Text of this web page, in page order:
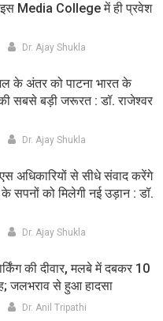
Media College में ही प्रवेश
Dr. Ajay Shukla
के अंतर को पाटना भारत के
की सबसे बड़ी जरूरत : डॉ. राजेश्वर
Dr. Ajay Shukla
अधिकारियों से सीधे संवाद करेंगे
के सपनों को मिलेगी नई उड़ान : डॉ.
Dr. Ajay Shukla
की दीवार, मलबे में दबकर 10
जलभराव से हुआ हादसा
Dr. Anil Tripathi